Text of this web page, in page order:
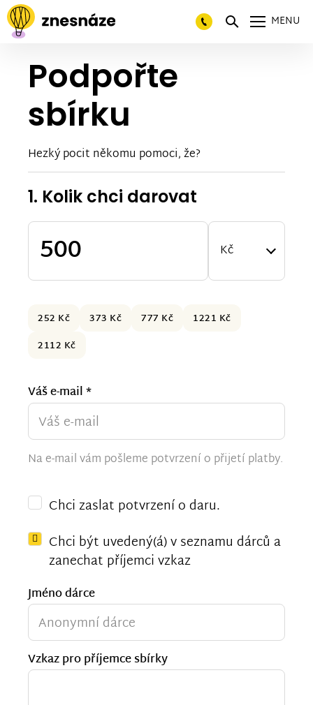
MENU
Podpořte
sbírku
Hezký pocit někomu pomoci, že?
1. Kolik chci darovat
Kč
252 Kč 373 Kč 777 Kč
1221 Kč
2112 Kč
Váš e-mail *
Na e-mail vám pošleme potvrzení o přijetí platby.
Chci zaslat potvrzení o daru.
Chci být uvedený(á) v seznamu dárců a
zanechat příjemci vzkaz
Jméno dárce
Vzkaz pro příjemce sbírky